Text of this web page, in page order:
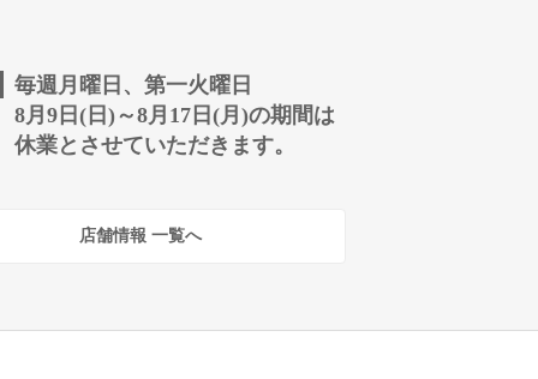
毎週月曜日、第一火曜日
8月9日(日)～8月17日(月)の期間は
休業とさせていただきます。
店舗情報 一覧へ